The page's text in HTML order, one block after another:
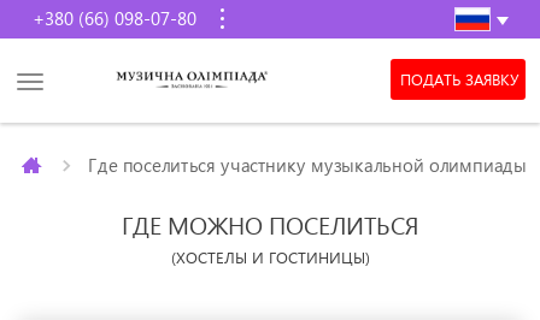
+380 (66) 098-07-80
ПОДАТЬ ЗАЯВКУ
Где поселиться участнику музыкальной олимпиады
ГДЕ МОЖНО ПОСЕЛИТЬСЯ
(ХОСТЕЛЫ И ГОСТИНИЦЫ)